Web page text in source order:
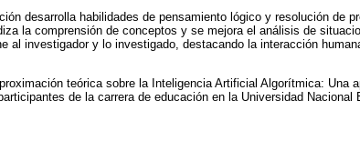
desarrolla habilidades de pensamiento lógico y resolución de
la comprensión de conceptos y se mejora el análisis de
al investigador y lo investigado, destacando la interacción
teórica sobre la Inteligencia Artificial Algorítmica: Una
de la carrera de educación en la Universidad Nacional